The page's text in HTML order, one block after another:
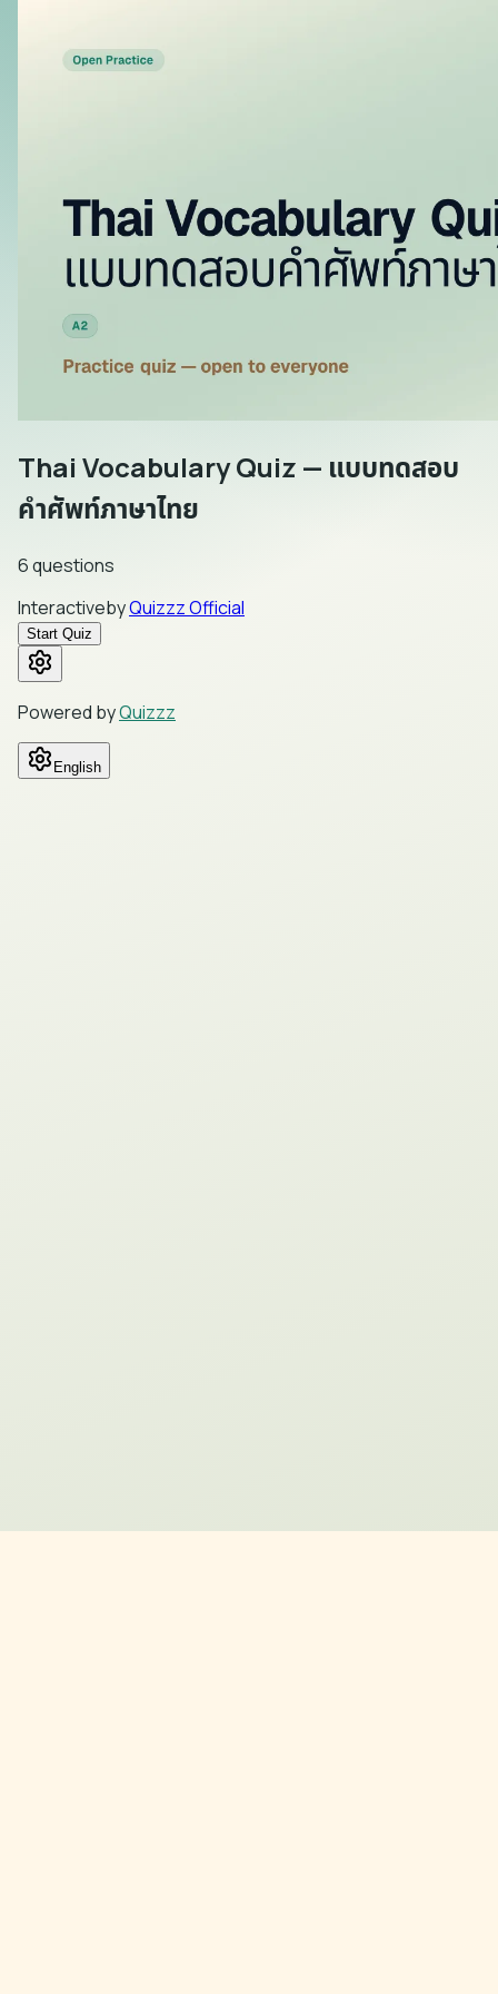
Thai Vocabulary Quiz — แบบทดสอบ
คำศัพท์ภาษาไทย
6questions
InteractivebyQuizzz Official
Start Quiz
Powered byQuizzz
English